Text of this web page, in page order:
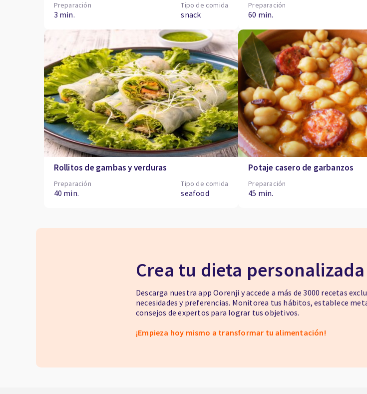
Preparación
3 min.
Tipo de comida
snack
Preparación
60 min.
Rollitos de gambas y verduras
Preparación
40 min.
Tipo de comida
seafood
Potaje casero de garbanzos
Preparación
45 min.
Crea tu dieta personalizada
Descarga nuestra app Oorenji y accede a más de 3000 recetas
necesidades y preferencias. Monitorea tus hábitos, establece
consejos de expertos para lograr tus objetivos.
¡Empieza hoy mismo a transformar tu alimentación!